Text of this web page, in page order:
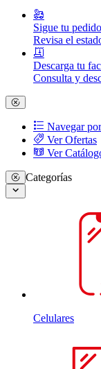
Sigue tu pedido
Revisa el
Descarga tu
Consulta y
Navegar
Ver Ofertas
Ver
Categorías
Celulares